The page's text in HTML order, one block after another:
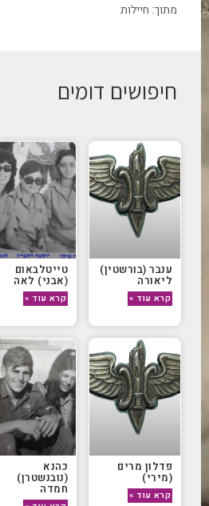
מתוך: חיילות
חיפושים דומים
ענבר (בורשטין)
ליאורה
קרא עוד »
טייטלבאום
(אבני) לאה
קרא עוד »
פדלון מרים
(מירי)
קרא עוד »
כהנא
(נובנשטרן)
חמדה